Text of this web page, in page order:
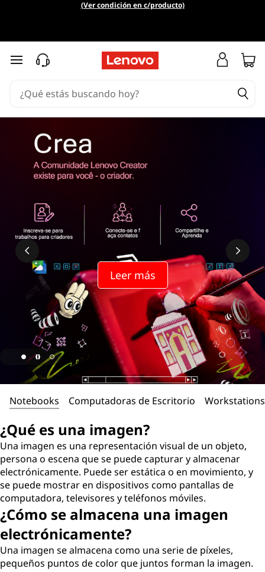
(Ver condición en c/producto)
Ir al contenido principal
Leer más
Notebooks Computadoras de Escritorio Workstations
¿Qué es una imagen?
Una imagen es una representación visual de un objeto,
persona o escena que se puede capturar y almacenar
electrónicamente. Puede ser estática o en movimiento, y
se puede mostrar en dispositivos como pantallas de
computadora, televisores y teléfonos móviles.
¿Cómo se almacena una imagen
electrónicamente?
Una imagen se almacena como una serie de píxeles,
pequeños puntos de color que juntos forman la imagen.